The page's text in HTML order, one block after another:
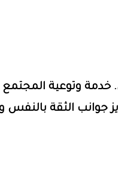
خدمة وتوعية
الثقة بالنفس